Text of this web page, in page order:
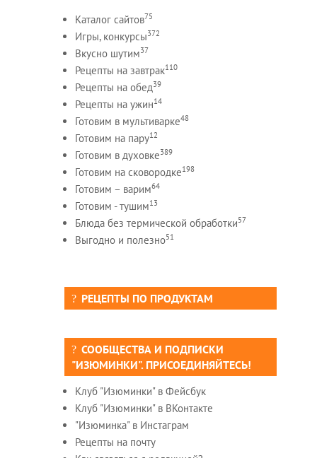
Каталог сайтов75
Игры, конкурсы372
Вкусно шутим37
Рецепты на завтрак110
Рецепты на обед39
Рецепты на ужин14
Готовим в мультиварке48
Готовим на пару12
Готовим в духовке389
Готовим на сковородке198
Готовим – варим64
Готовим - тушим13
Блюда без термической обработки57
Выгодно и полезно51
РЕЦЕПТЫ ПО ПРОДУКТАМ
СООБЩЕСТВА И ПОДПИСКИ
"ИЗЮМИНКИ". ПРИСОЕДИНЯЙТЕСЬ!
Клуб "Изюминки" в Фейсбук
Клуб "Изюминки" в ВКонтакте
"Изюминка" в Инстаграм
Рецепты на почту